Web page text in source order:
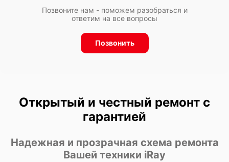
Позвоните нам - поможем разобраться и
ответим на все вопросы
Позвонить
Открытый и честный ремонт с
гарантией
Надежная и прозрачная схема ремонта
Вашей техники iRay